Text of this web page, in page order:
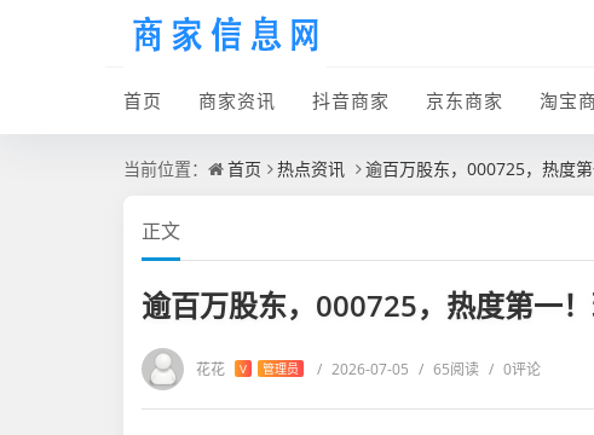
首页 商家资讯 抖音商家 京东商家 淘宝
当前位置： 首页 热点资讯 逾百万股东，000725，热度
正文
逾百万股东，000725，热度第一
花花 V 管理员 / 2026-07-05 / 65阅读 / 0评论